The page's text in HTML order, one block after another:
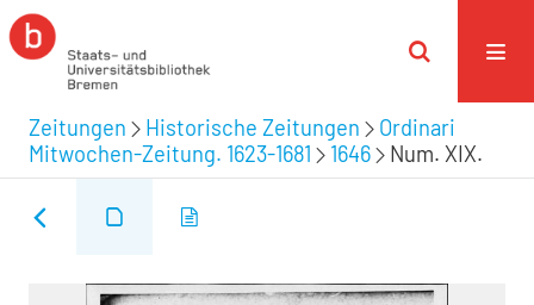
Zeitungen Historische Zeitungen
Ordinari
Mitwochen-Zeitung. 1623-1681
1646 Num. XIX.